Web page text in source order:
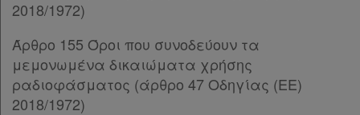
Παρ.2
Παρ.3
Παρ.4
Παρ.5
2018/1972)
Άρθρο 155 Όροι που συνοδεύουν τα
μεμονωμένα δικαιώματα χρήσης
ραδιοφάσματος (άρθρο 47 Οδηγίας (ΕΕ)
2018/1972)